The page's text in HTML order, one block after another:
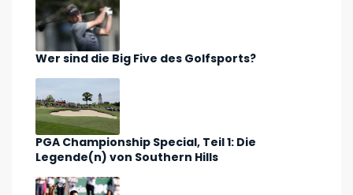
Wer sind die Big Five des Golfsports?
PGA Championship Special, Teil 1: Die
Legende(n) von Southern Hills